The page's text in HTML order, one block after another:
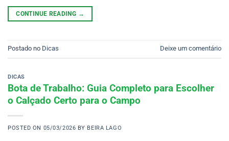
CONTINUE READING →
Postado no Dicas Deixe um comentário
DICAS
Bota de Trabalho: Guia Completo para Escolher
o Calçado Certo para o Campo
POSTED ON 05/03/2026 BY BEIRA LAGO